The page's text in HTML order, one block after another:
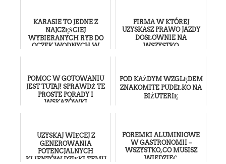
KARASIE TO JEDNE Z
NAJCZĘŚCIEJ
WYBIERANYCH RYB DO
OCZEK WODNYCH W
FIRMA W KTÓREJ
UZYSKASZ PRAWO JAZDY
DOSŁOWNIE NA
WSZYSTKO
POMOC W GOTOWANIU
JEST TUTAJ! SPRAWDŹ TE
PROSTE PORADY I
WSKAZÓWKI
POD KAŻDYM WZGLĘDEM
ZNAKOMITE PUDEŁKO NA
BIŻUTERIĘ
UZYSKAJ WIĘCEJ Z
GENEROWANIA
POTENCJALNYCH
KLIENTÓW DZIĘKI TEMU
FOREMKI ALUMINIOWE
W GASTRONOMII –
WSZYSTKO, CO MUSISZ
WIEDZIEĆ